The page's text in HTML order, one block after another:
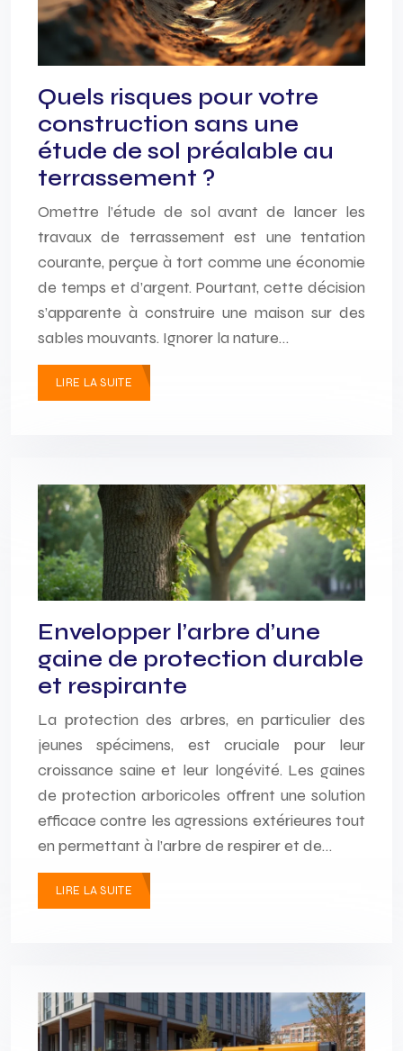
Quels risques pour votre
construction sans une
étude de sol préalable au
terrassement ?
Omettre l’étude de sol avant de lancer les
travaux de terrassement est une tentation
courante, perçue à tort comme une économie
de temps et d’argent. Pourtant, cette décision
s’apparente à construire une maison sur des
sables mouvants. Ignorer la nature…
LIRE LA SUITE
Envelopper l’arbre d’une
gaine de protection durable
et respirante
La protection des arbres, en particulier des
jeunes spécimens, est cruciale pour leur
croissance saine et leur longévité. Les gaines
de protection arboricoles offrent une solution
efficace contre les agressions extérieures tout
en permettant à l’arbre de respirer et de…
LIRE LA SUITE